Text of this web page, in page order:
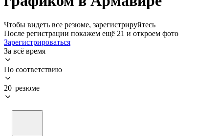
Чтобы видеть все резюме, зарегистрируйтесь
После регистрации покажем ещё 21 и откроем фото
Зарегистрироваться
За всё время
По соответствию
20 резюме